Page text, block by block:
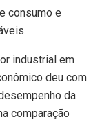
consumo e
industrial em
deu com
da
comparação